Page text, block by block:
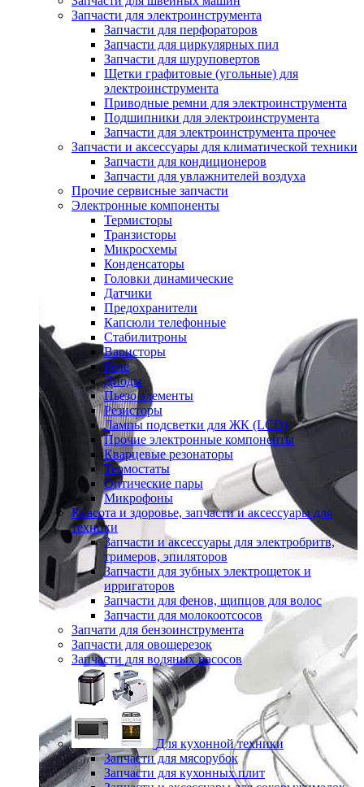
Запчасти для электроинструмента
Запчасти для перфораторов
Запчасти для циркулярных пил
Запчасти для шуруповертов
Щетки графитовые (угольные) для
электроинструмента
Приводные ремни для электроинструмента
Подшипники для электроинструмента
Запчасти для электроинструмента прочее
Запчасти и аксессуары для климатической техники
Запчасти для кондиционеров
Запчасти для увлажнителей воздуха
Прочие сервисные запчасти
Электронные компоненты
Термисторы
Транзисторы
Микросхемы
Конденсаторы
Головки динамические
Датчики
Предохранители
Капсюли телефонные
Стабилитроны
Варисторы
Реле
Диоды
Пьезо элементы
Резисторы
Лампы подсветки для ЖК (LCD)
Прочие электронные компоненты
Кварцевые резонаторы
Термостаты
Оптические пары
Микрофоны
Красота и здоровье, запчасти и аксессуары для
техники
Запчасти и аксессуары для электробритв,
тримеров, эпиляторов
Запчасти для зубных электрощеток и
ирригаторов
Запчасти для фенов, щипцов для волос
Запчасти для молокоотсосов
Запчати для бензоинструмента
Запчасти для овощерезок
Запчасти для водяных насосов
Для кухонной техники
Запчасти для мясорубок
Запчасти для кухонных плит